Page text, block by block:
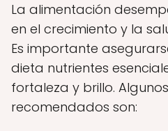
La alimentación
en el crecimiento y la
Es importante
dieta nutrientes
fortaleza y brillo.
recomendados son: